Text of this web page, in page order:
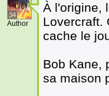
34
Author
À l'origine,
Lovercraft.
cache le
Bob Kane,
sa maison